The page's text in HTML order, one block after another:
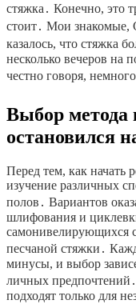
стяжка․ Конечно, это
стоит․ Мои знакомые,
казалось, что стяжка
несколько вечеров на
честно говоря,
Выбор метода
остановился
Перед тем, как начать
изучение различных
полов․ Вариантов
шлифования и
самонивелирующихся
песчаной стяжки․
минусы, и выбор
личных
подходят только для